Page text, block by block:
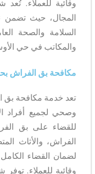
وقائية للعملاء.
المجال، حيث تضمن
السلامة والصحة
والمكاتب في حي
مكافحة بق الفراش
تعد خدمة مكافحة بق
وصحي لجميع أفراد
للقضاء على بق
الفراش، والأثاث
لضمان القضاء
وقائية للعملاء.